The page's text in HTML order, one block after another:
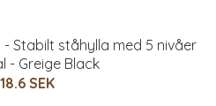
Stabilt ståhylla med 5 nivåer
- Greige Black
SEK